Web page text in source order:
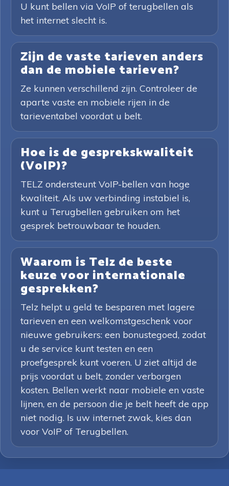
U kunt bellen via VoIP of terugbellen als
het internet slecht is.
Zijn de vaste tarieven anders
dan de mobiele tarieven?
Ze kunnen verschillend zijn. Controleer de
aparte vaste en mobiele rijen in de
tarieventabel voordat u belt.
Hoe is de gesprekskwaliteit
(VoIP)?
TELZ ondersteunt VoIP-bellen van hoge
kwaliteit. Als uw verbinding instabiel is,
kunt u Terugbellen gebruiken om het
gesprek betrouwbaar te houden.
Waarom is Telz de beste
keuze voor internationale
gesprekken?
Telz helpt u geld te besparen met lagere
tarieven en een welkomstgeschenk voor
nieuwe gebruikers: een bonustegoed, zodat
u de service kunt testen en een
proefgesprek kunt voeren. U ziet altijd de
prijs voordat u belt, zonder verborgen
kosten. Bellen werkt naar mobiele en vaste
lijnen, en de persoon die je belt heeft de app
niet nodig. Is uw internet zwak, kies dan
voor VoIP of Terugbellen.